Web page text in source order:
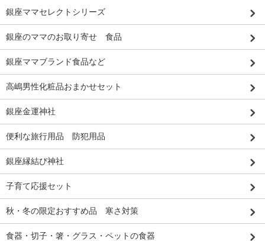
銀座ママセレクトシリーズ
銀座のママのお取り寄せ 食品
銀座ママブランド食品など
高嶋男性化粧品おまかせセット
銀座金運神社
便利な旅行用品 防犯用品
銀座縁結び神社
子育て応援セット
秋・冬の限定おすすめ品 寒さ対策
食器・切子・箸・グラス・ペットの食器